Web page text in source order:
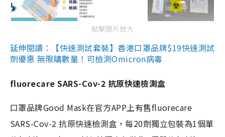
點擊圖片放大
延伸閱讀：【快速測試套裝】香港口罩品牌$19快速測試
劑優惠 無限購數量！可檢測Omicron病毒
fluorecare SARS-Cov-2 抗原快速檢測盒
口罩品牌Good Mask在官方APP上有售fluorecare
SARS-Cov-2 抗原快速檢測盒，每20劑獨立包裝為1個單